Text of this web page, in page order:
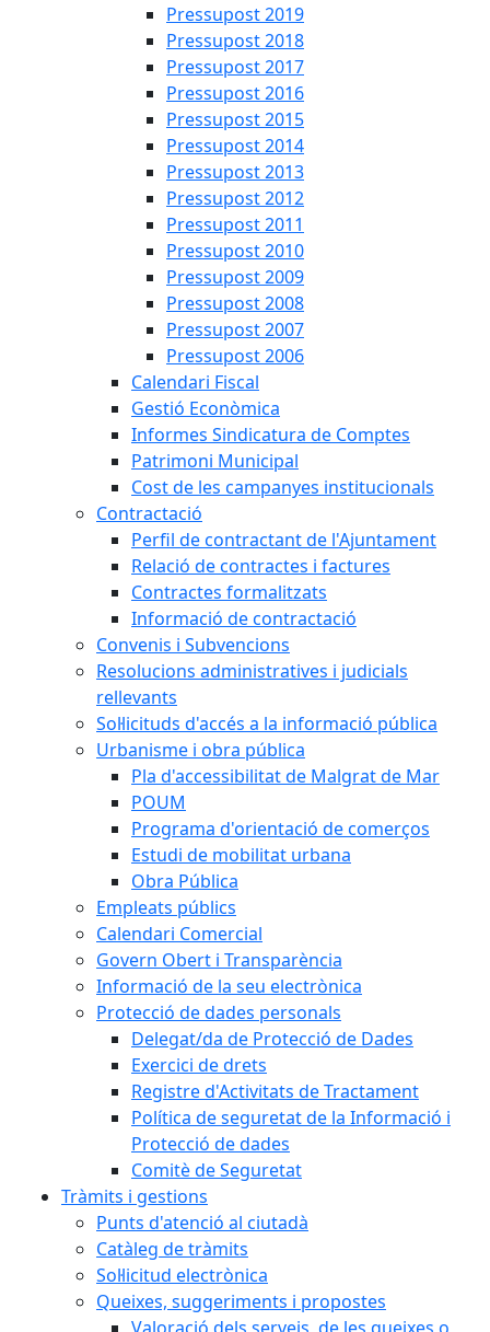
Pressupost 2019
Pressupost 2018
Pressupost 2017
Pressupost 2016
Pressupost 2015
Pressupost 2014
Pressupost 2013
Pressupost 2012
Pressupost 2011
Pressupost 2010
Pressupost 2009
Pressupost 2008
Pressupost 2007
Pressupost 2006
Calendari Fiscal
Gestió Econòmica
Informes Sindicatura de Comptes
Patrimoni Municipal
Cost de les campanyes institucionals
Contractació
Perfil de contractant de l'Ajuntament
Relació de contractes i factures
Contractes formalitzats
Informació de contractació
Convenis i Subvencions
Resolucions administratives i judicials
rellevants
Sol·licituds d'accés a la informació pública
Urbanisme i obra pública
Pla d'accessibilitat de Malgrat de Mar
POUM
Programa d'orientació de comerços
Estudi de mobilitat urbana
Obra Pública
Empleats públics
Calendari Comercial
Govern Obert i Transparència
Informació de la seu electrònica
Protecció de dades personals
Delegat/da de Protecció de Dades
Exercici de drets
Registre d'Activitats de Tractament
Política de seguretat de la Informació i
Protecció de dades
Comitè de Seguretat
Tràmits i gestions
Punts d'atenció al ciutadà
Catàleg de tràmits
Sol·licitud electrònica
Queixes, suggeriments i propostes